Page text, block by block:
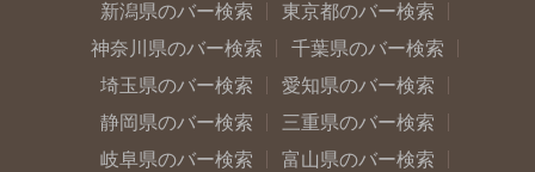
新潟県のバー検索
東京都のバー検索
神奈川県のバー検索
千葉県のバー検索
埼玉県のバー検索
愛知県のバー検索
静岡県のバー検索
三重県のバー検索
岐阜県のバー検索
富山県のバー検索